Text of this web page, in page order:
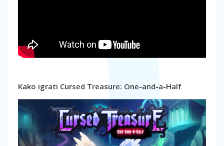
Kako igrati Cursed Treasure: One-and-a-Half